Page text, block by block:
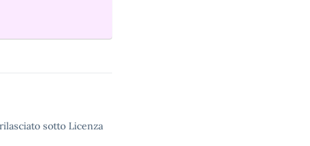
sotto Licenza